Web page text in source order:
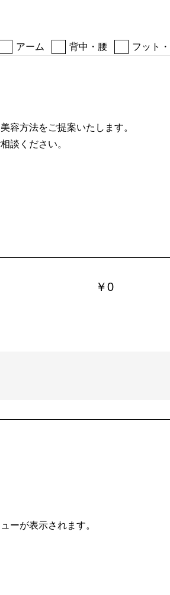
アーム 背中・腰 フット
容方法をご提案いたします。
談ください。
￥0
ーが表示されます。